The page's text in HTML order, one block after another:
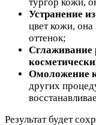
Устранение
цвет кожи, она
оттенок;
Сглаживание
Омоложение
других
Результат будет